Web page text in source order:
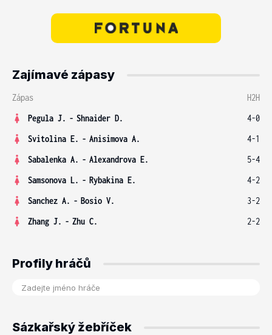
Zajímavé zápasy
Zápas
H2H
Pegula J. - Shnaider D.
4-0
Svitolina E. - Anisimova A.
4-1
Sabalenka A. - Alexandrova E.
5-4
Samsonova L. - Rybakina E.
4-2
Sanchez A. - Bosio V.
3-2
Zhang J. - Zhu C. 2-2
Profily hráčů
Sázkařský žebříček